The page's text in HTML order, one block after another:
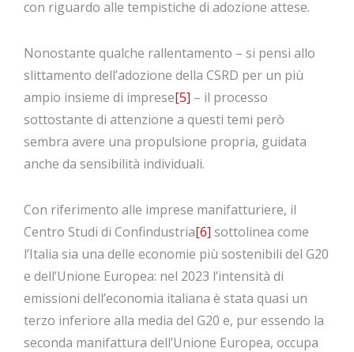
con riguardo alle tempistiche di adozione attese.
Nonostante qualche rallentamento – si pensi allo
slittamento dell’adozione della CSRD per un più
ampio insieme di imprese[5] – il processo
sottostante di attenzione a questi temi però
sembra avere una propulsione propria, guidata
anche da sensibilità individuali.
Con riferimento alle imprese manifatturiere, il
Centro Studi di Confindustria[6] sottolinea come
l’Italia sia una delle economie più sostenibili del G20
e dell’Unione Europea: nel 2023 l’intensità di
emissioni dell’economia italiana è stata quasi un
terzo inferiore alla media del G20 e, pur essendo la
seconda manifattura dell’Unione Europea, occupa